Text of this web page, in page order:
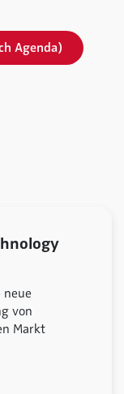
Agenda)
neue
von
Markt